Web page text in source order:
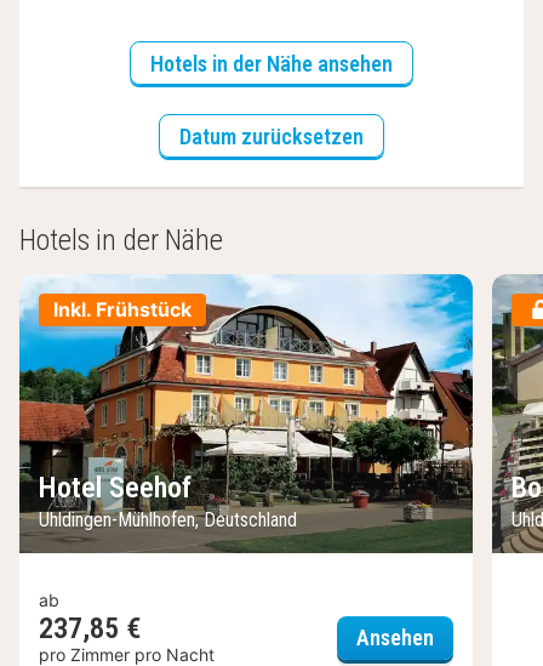
Hotels in der Nähe ansehen
Datum zurücksetzen
Hotels in der Nähe
Inkl. Frühstück
Hotel Seehof
Uhldingen-Mühlhofen, Deutschland
ab
237,85 €
pro Zimmer pro Nacht
Ansehen